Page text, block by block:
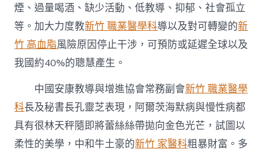
煙、過量喝酒、缺少活動、低教導、抑郁、社會孤立
等。加大力度教新竹 職業醫學科導以及對可轉變的新
竹 高血脂風險原因停止干涉，可預防或延遲全球以及
我國約40%的聰慧產生。
中國安康教導與增進協會常務副會新竹 職業醫學
科長及秘書長孔靈芝表現，阿爾茨海默病與慢性病都
具有很林天秤隨即將蕾絲絲帶拋向金色光芒，試圖以
柔性的美學，中和牛土豪的新竹 家醫科粗暴財富。多